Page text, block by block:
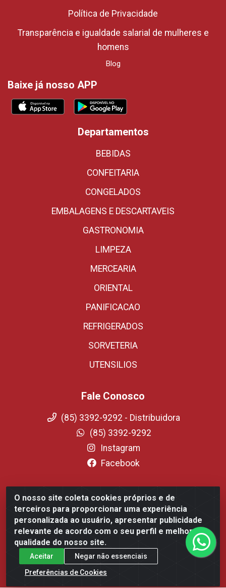
O nosso site coleta cookies próprios e de
terceiros para proporcionar uma experiência
personalizada ao usuário, apresentar publicidade
relevante de acordo com o seu perfil e melhorar a
qualidade do nosso site.
Aceitar
Negar não essenciais
Preferências de Cookies
Política de Privacidade
Transparência e igualdade salarial de mulheres e
homens
Blog
Baixe já nosso APP
Departamentos
BEBIDAS
CONFEITARIA
CONGELADOS
EMBALAGENS E DESCARTAVEIS
GASTRONOMIA
LIMPEZA
MERCEARIA
ORIENTAL
PANIFICACAO
REFRIGERADOS
SORVETERIA
UTENSILIOS
Fale Conosco
(85) 3392-9292 - Distribuidora
(85) 3392-9292
Instagram
Facebook
Fortali Distribuidora de Alimentos LTDA - Avenida Tomaz
Coelho, 1268 - Messejana, Fortaleza/CE - CEP 60.863-254-
CNPJ 09.317.318.0001-75